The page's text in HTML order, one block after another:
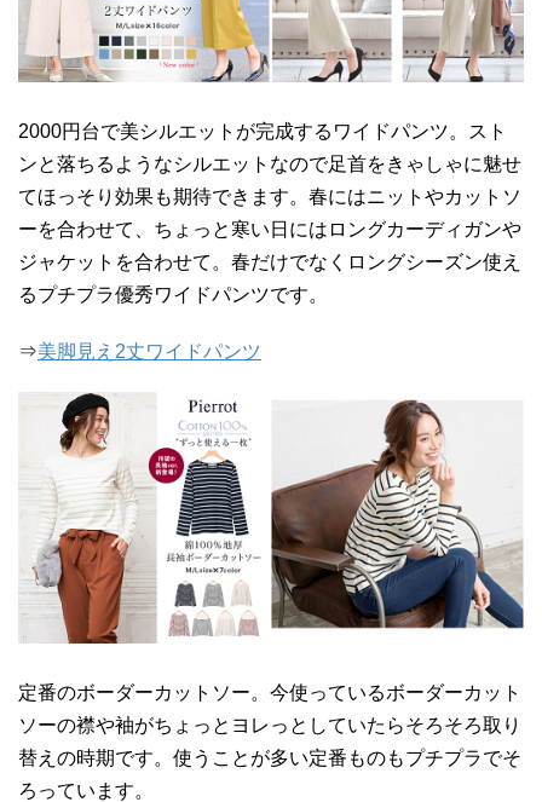
2000円台で美シルエットが完成するワイドパンツ。スト
ンと落ちるようなシルエットなので足首をきゃしゃに魅せ
てほっそり効果も期待できます。春にはニットやカットソ
ーを合わせて、ちょっと寒い日にはロングカーディガンや
ジャケットを合わせて。春だけでなくロングシーズン使え
るプチプラ優秀ワイドパンツです。
⇒美脚見え2丈ワイドパンツ
定番のボーダーカットソー。今使っているボーダーカット
ソーの襟や袖がちょっとヨレっとしていたらそろそろ取り
替えの時期です。使うことが多い定番ものもプチプラでそ
ろっています。